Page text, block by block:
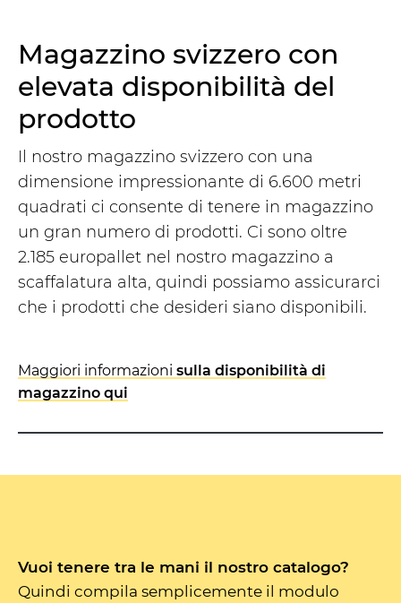
Magazzino svizzero con
elevata disponibilità del
prodotto
Il nostro magazzino svizzero con una
dimensione impressionante di 6.600 metri
quadrati ci consente di tenere in magazzino
un gran numero di prodotti. Ci sono oltre
2.185 europallet nel nostro magazzino a
scaffalatura alta, quindi possiamo assicurarci
che i prodotti che desideri siano disponibili.
Maggiori informazioni sulla disponibilità di
magazzino qui
Vuoi tenere tra le mani il nostro catalogo?
Quindi compila semplicemente il modulo